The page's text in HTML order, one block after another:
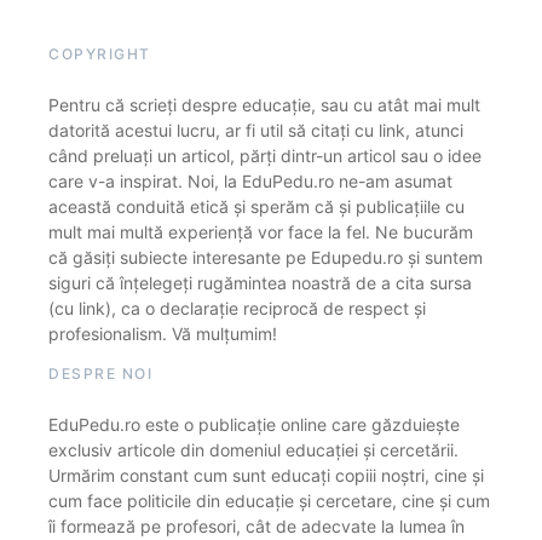
COPYRIGHT
Pentru că scrieți despre educație, sau cu atât mai mult
datorită acestui lucru, ar fi util să citați cu link, atunci
când preluați un articol, părți dintr-un articol sau o idee
care v-a inspirat. Noi, la EduPedu.ro ne-am asumat
această conduită etică și sperăm că și publicațiile cu
mult mai multă experiență vor face la fel. Ne bucurăm
că găsiți subiecte interesante pe Edupedu.ro și suntem
siguri că înțelegeți rugămintea noastră de a cita sursa
(cu link), ca o declarație reciprocă de respect și
profesionalism. Vă mulțumim!
DESPRE NOI
EduPedu.ro este o publicație online care găzduiește
exclusiv articole din domeniul educației și cercetării.
Urmărim constant cum sunt educați copiii noștri, cine și
cum face politicile din educație și cercetare, cine și cum
îi formează pe profesori, cât de adecvate la lumea în